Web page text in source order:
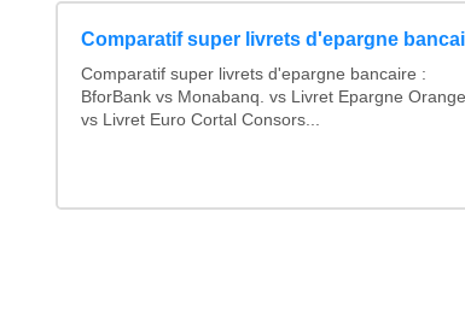
Comparatif super livrets d'epargne
Comparatif super livrets d'epargne bancaire :
BforBank vs Monabanq. vs Livret Epargne Orange
vs Livret Euro Cortal Consors...